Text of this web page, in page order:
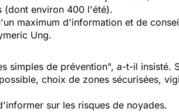
(dont environ 400 l'été).
maximum d'information et de
Ung.
simples de prévention", a-t-il insisté.
choix de zones sécurisées,
sur les risques de noyades.